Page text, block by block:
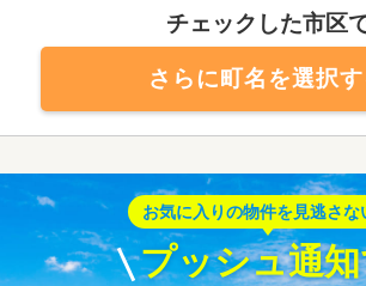
チェックした市区
さらに町名を選択
お気に入りの物件を見逃さな
プッシュ通